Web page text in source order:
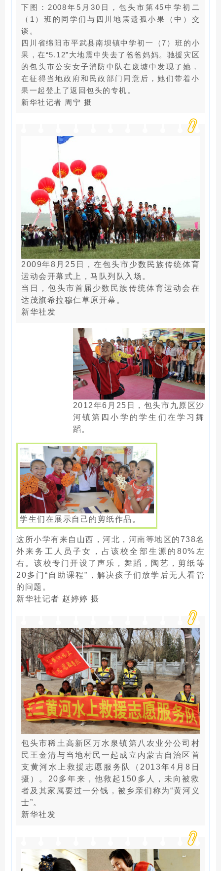
下图：2008年5月30日，包头市第45中学初二
（1）班的同学们与四川地震遗孤小果（中）交
谈。
四川省绵阳市平武县南坝镇中学初一（7）班的小
果，在“5.12”大地震中失去了爸爸妈妈。驰援灾区
的包头市公安女子消防中队在废墟中发现了她，
在征得当地政府和民政部门同意后，她们带着小
果一起登上了返回包头的专机。
新华社记者 周宁 摄
2009年8月25日，在包头市少数民族传统体育
运动会开幕式上，马队列队入场。
当日，包头市首届少数民族传统体育运动会在
达茂旗希拉穆仁草原开幕。
新华社发
2012年6月25日，包头市九原区沙
河镇第四小学的学生们在学习舞
蹈。
学生们在展示自己的剪纸作品。
这所小学有来自山西，河北，河南等地区的738名
外来务工人员子女，占该校全部生源的80%左
右。该校专门开设了声乐，舞蹈，陶艺，剪纸等
20多门“自助课程”，解决孩子们放学后无人看管
的问题。
新华社记者 赵婷婷 摄
包头市稀土高新区万水泉镇第八农业分公司村
民王金清与当地村民一起成立内蒙古自治区首
支黄河水上救援志愿服务队（2013年4月8日
摄）。20多年来，他救起150多人，未向被救
者及其家属要过一分钱，被乡亲们称为“黄河义
士”。
新华社发